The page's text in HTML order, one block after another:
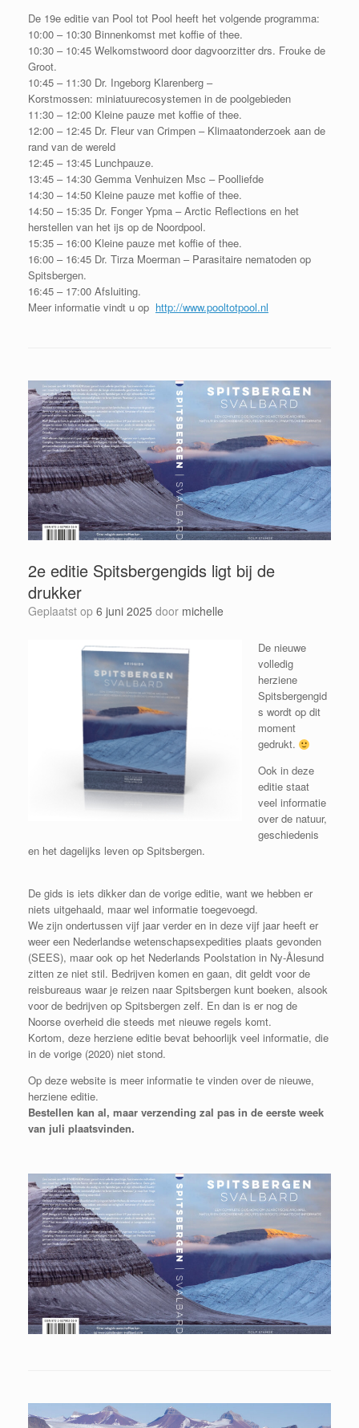
De 19e editie van Pool tot Pool heeft het volgende programma:
10:00 – 10:30 Binnenkomst met koffie of thee.
10:30 – 10:45 Welkomstwoord door dagvoorzitter drs. Frouke de
Groot.
10:45 – 11:30 Dr. Ingeborg Klarenberg –
Korstmossen: miniatuurecosystemen in de poolgebieden
11:30 – 12:00 Kleine pauze met koffie of thee.
12:00 – 12:45 Dr. Fleur van Crimpen – Klimaatonderzoek aan de
rand van de wereld
12:45 – 13:45 Lunchpauze.
13:45 – 14:30 Gemma Venhuizen Msc – Poolliefde
14:30 – 14:50 Kleine pauze met koffie of thee.
14:50 – 15:35 Dr. Fonger Ypma – Arctic Reflections en het
herstellen van het ijs op de Noordpool.
15:35 – 16:00 Kleine pauze met koffie of thee.
16:00 – 16:45 Dr. Tirza Moerman – Parasitaire nematoden op
Spitsbergen.
16:45 – 17:00 Afsluiting.
Meer informatie vindt u op http://www.pooltotpool.nl
2e editie Spitsbergengids ligt bij de
drukker
Geplaatst op 6 juni 2025 door michelle
De nieuwe
volledig
herziene
Spitsbergengid
s wordt op dit
moment
gedrukt.
Ook in deze
editie staat
veel informatie
over de natuur,
geschiedenis
en het dagelijks leven op Spitsbergen.
De gids is iets dikker dan de vorige editie, want we hebben er
niets uitgehaald, maar wel informatie toegevoegd.
We zijn ondertussen vijf jaar verder en in deze vijf jaar heeft er
weer een Nederlandse wetenschapsexpedities plaats gevonden
(SEES), maar ook op het Nederlands Poolstation in Ny-Ålesund
zitten ze niet stil. Bedrijven komen en gaan, dit geldt voor de
reisbureaus waar je reizen naar Spitsbergen kunt boeken, alsook
voor de bedrijven op Spitsbergen zelf. En dan is er nog de
Noorse overheid die steeds met nieuwe regels komt.
Kortom, deze herziene editie bevat behoorlijk veel informatie, die
in de vorige (2020) niet stond.
Op deze website is meer informatie te vinden over de nieuwe,
herziene editie.
Bestellen kan al, maar verzending zal pas in de eerste week
van juli plaatsvinden.